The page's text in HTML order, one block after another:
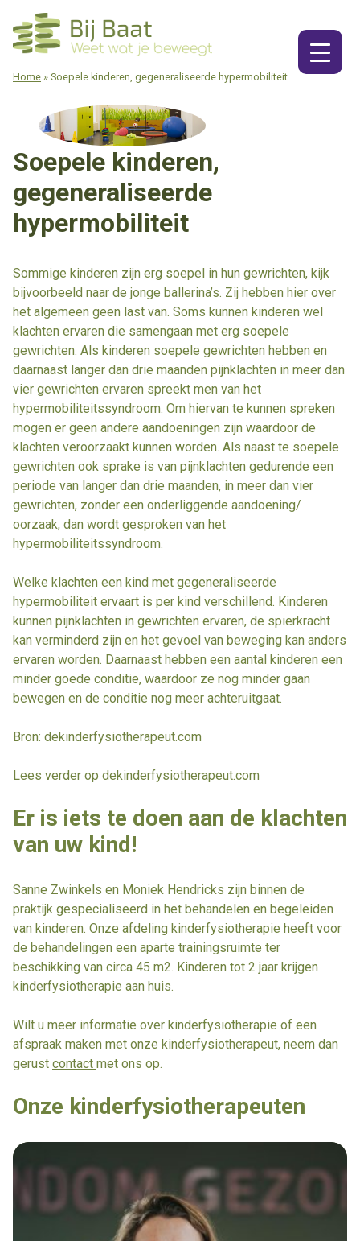
naar
de
Home » Soepele kinderen, gegeneraliseerde hypermobiliteit
Soepele kinderen,
gegeneraliseerde
hypermobiliteit
Sommige kinderen zijn erg soepel in hun gewrichten, kijk
bijvoorbeeld naar de jonge ballerina’s. Zij hebben hier over
het algemeen geen last van. Soms kunnen kinderen wel
klachten ervaren die samengaan met erg soepele
gewrichten. Als kinderen soepele gewrichten hebben en
daarnaast langer dan drie maanden pijnklachten in meer dan
vier gewrichten ervaren spreekt men van het
hypermobiliteitssyndroom. Om hiervan te kunnen spreken
mogen er geen andere aandoeningen zijn waardoor de
klachten veroorzaakt kunnen worden. Als naast te soepele
gewrichten ook sprake is van pijnklachten gedurende een
periode van langer dan drie maanden, in meer dan vier
gewrichten, zonder een onderliggende aandoening/
oorzaak, dan wordt gesproken van het
hypermobiliteitssyndroom.
Welke klachten een kind met gegeneraliseerde
hypermobiliteit ervaart is per kind verschillend. Kinderen
kunnen pijnklachten in gewrichten ervaren, de spierkracht
kan verminderd zijn en het gevoel van beweging kan anders
ervaren worden. Daarnaast hebben een aantal kinderen een
minder goede conditie, waardoor ze nog minder gaan
bewegen en de conditie nog meer achteruitgaat.
Bron: dekinderfysiotherapeut.com
Lees verder op dekinderfysiotherapeut.com
Er is iets te doen aan de klachten
van uw kind!
Sanne Zwinkels en Moniek Hendricks zijn binnen de
praktijk gespecialiseerd in het behandelen en begeleiden
van kinderen. Onze afdeling kinderfysiotherapie heeft voor
de behandelingen een aparte trainingsruimte ter
beschikking van circa 45 m2. Kinderen tot 2 jaar krijgen
kinderfysiotherapie aan huis.
Wilt u meer informatie over kinderfysiotherapie of een
afspraak maken met onze kinderfysiotherapeut, neem dan
gerust contact met ons op.
Onze kinderfysiotherapeuten